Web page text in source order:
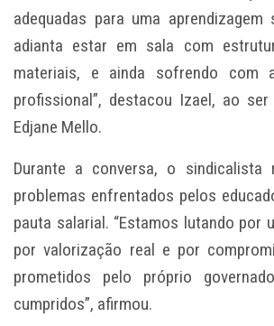
adequadas para uma aprendizagem
adianta estar em sala com
materiais, e ainda sofrendo com
profissional”, destacou Izael, ao
Edjane Mello.
Durante a conversa, o sindicalista
problemas enfrentados pelos
pauta salarial. “Estamos lutando por
por valorização real e por
prometidos pelo próprio
cumpridos”, afirmou.